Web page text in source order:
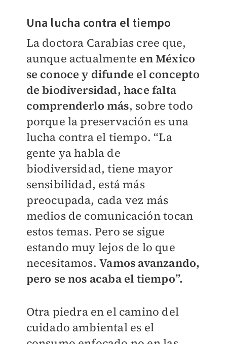
Una lucha contra el tiempo
La doctora Carabias cree que,
aunque actualmente en México
se conoce y difunde el concepto
de biodiversidad, hace falta
comprenderlo más, sobre todo
porque la preservación es una
lucha contra el tiempo. “La
gente ya habla de
biodiversidad, tiene mayor
sensibilidad, está más
preocupada, cada vez más
medios de comunicación tocan
estos temas. Pero se sigue
estando muy lejos de lo que
necesitamos.Vamos avanzando,
pero se nos acaba el tiempo”.
Otra piedra en el camino del
cuidado ambiental es el